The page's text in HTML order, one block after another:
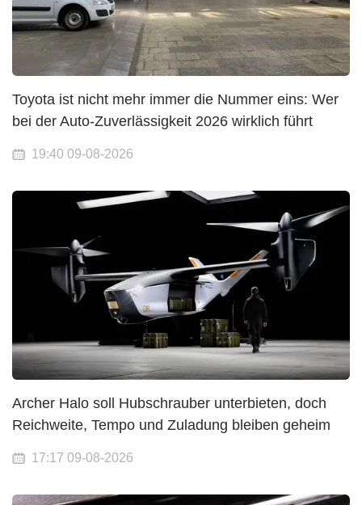
Toyota ist nicht mehr immer die Nummer eins: Wer
bei der Auto-Zuverlässigkeit 2026 wirklich führt
19:40 09-08-2026
Archer Halo soll Hubschrauber unterbieten, doch
Reichweite, Tempo und Zuladung bleiben geheim
17:17 09-08-2026